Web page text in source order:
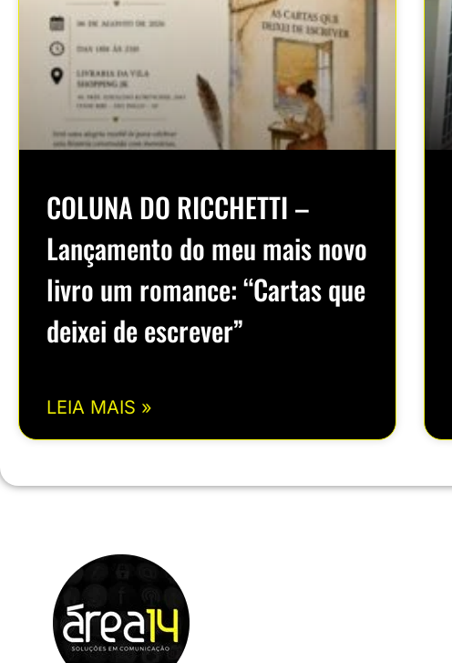
COLUNA DO RICCHETTI –
Lançamento do meu mais novo
livro um romance: “Cartas que
deixei de escrever”
LEIA MAIS »